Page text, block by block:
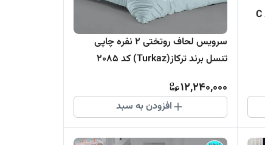
تنسل برند اسپایر(Turkaz-ترکاز) کد C
سرویس لحاف روتختی 2 نفره چاپی
تنسل برند ترکاز(Turkaz) کد 2085
12,240,000
افزودن به سبد